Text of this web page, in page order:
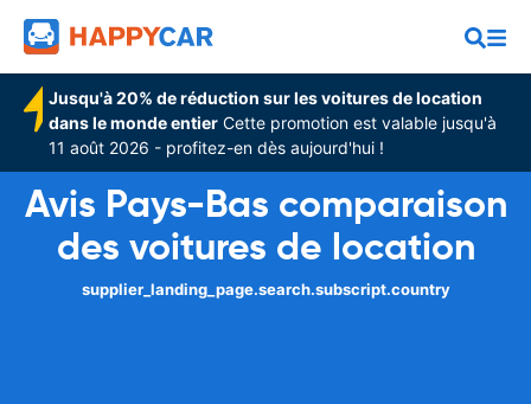
Jusqu'à 20% de réduction sur les voitures de location
dans le monde entier Cette promotion est valable jusqu'à
11 août 2026 - profitez-en dès aujourd'hui !
Avis Pays-Bas comparaison
des voitures de location
supplier_landing_page.search.subscript.country